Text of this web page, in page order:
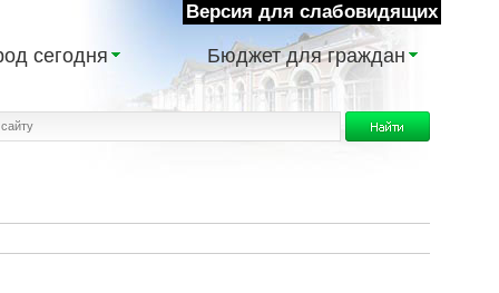
Версия для слабовидящих
сегодня Бюджет для граждан